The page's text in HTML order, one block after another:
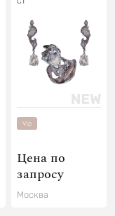
Vip
Цена по
запросу
Москва